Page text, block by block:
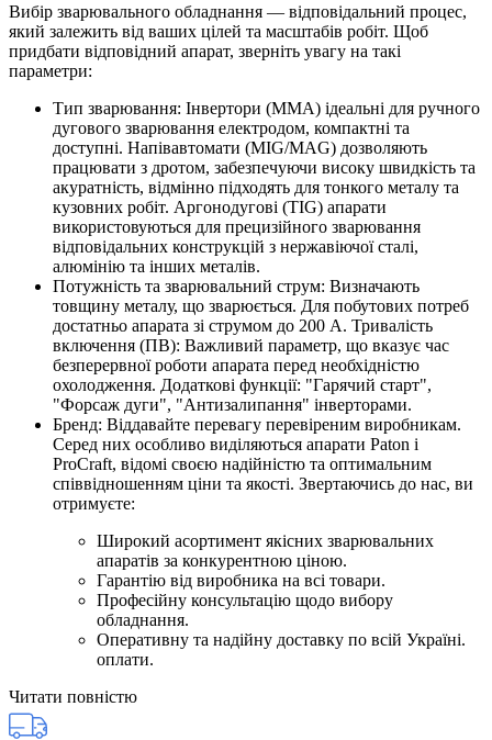
Вибір зварювального обладнання — відповідальний процес,
який залежить від ваших цілей та масштабів робіт. Щоб
придбати відповідний апарат, зверніть увагу на такі
параметри:
Тип зварювання: Інвертори (MMA) ідеальні для ручного
дугового зварювання електродом, компактні та
доступні. Напівавтомати (MIG/MAG) дозволяють
працювати з дротом, забезпечуючи високу швидкість та
акуратність, відмінно підходять для тонкого металу та
кузовних робіт. Аргонодугові (TIG) апарати
використовуються для прецизійного зварювання
відповідальних конструкцій з нержавіючої сталі,
алюмінію та інших металів.
Потужність та зварювальний струм: Визначають
товщину металу, що зварюється. Для побутових потреб
достатньо апарата зі струмом до 200 А. Тривалість
включення (ПВ): Важливий параметр, що вказує час
безперервної роботи апарата перед необхідністю
охолодження. Додаткові функції: "Гарячий старт",
"Форсаж дуги", "Антизалипання" інверторами.
Бренд: Віддавайте перевагу перевіреним виробникам.
Серед них особливо виділяються апарати Paton і
ProCraft, відомі своєю надійністю та оптимальним
співвідношенням ціни та якості. Звертаючись до нас, ви
отримуєте:
Широкий асортимент якісних зварювальних
апаратів за конкурентною ціною.
Гарантію від виробника на всі товари.
Професійну консультацію щодо вибору
обладнання.
Оперативну та надійну доставку по всій Україні.
оплати.
Читати повністю